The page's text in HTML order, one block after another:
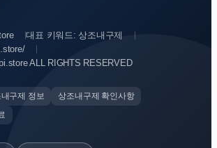
대표 키워드: 상조내구제
ALL RIGHTS RESERVED
구제 정보
상조내구제 확인사항